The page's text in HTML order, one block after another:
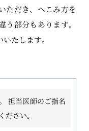
ただき、へこみ方を
う部分もあります。
たします。
担当医師のご指名
さい。